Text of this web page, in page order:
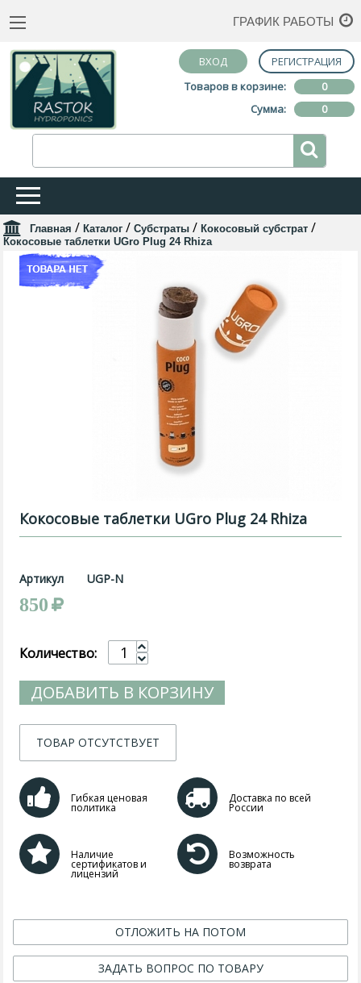
ГРАФИК РАБОТЫ
ВХОД
РЕГИСТРАЦИЯ
Товаров в корзине:
0
Сумма:
0
Главная / Каталог / Субстраты / Кокосовый субстрат /
Кокосовые таблетки UGro Plug 24 Rhiza
Кокосовые таблетки UGro Plug 24 Rhiza
Артикул UGP-N
850
Количество:
ДОБАВИТЬ В КОРЗИНУ
ТОВАР ОТСУТСТВУЕТ
Гибкая ценовая
политика
Доставка по всей
России
Наличие
сертификатов и
лицензий
Возможность
возврата
ОТЛОЖИТЬ НА ПОТОМ
ЗАДАТЬ ВОПРОС ПО ТОВАРУ